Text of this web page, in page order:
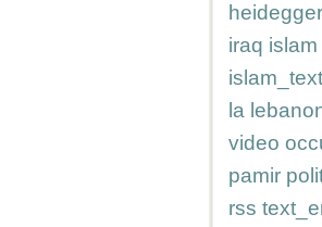
heidegger
iraq islam
la
video
pamir
rss